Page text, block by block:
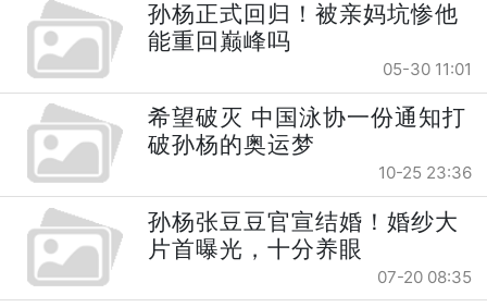
孙杨正式回归！被亲妈坑惨他
能重回巅峰吗
05-30 11:01
希望破灭 中国泳协一份通知打
破孙杨的奥运梦
10-25 23:36
孙杨张豆豆官宣结婚！婚纱大
片首曝光，十分养眼
07-20 08:35